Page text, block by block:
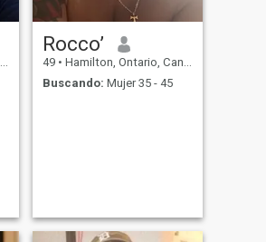
Rocco’
49 • Hamilton, Ontario, Canadá
Buscando: Mujer 35 - 45